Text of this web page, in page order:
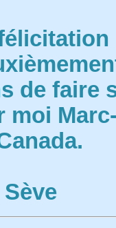
de faire
moi